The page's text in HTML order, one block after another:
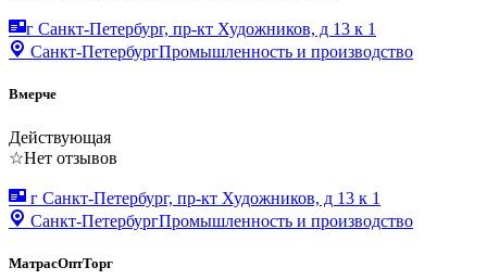
г Санкт-Петербург, пр-кт Художников, д 13 к 1
Санкт-ПетербургПромышленность и производство
Вмерче
Действующая
☆Нет отзывов
г Санкт-Петербург, пр-кт Художников, д 13 к 1
Санкт-ПетербургПромышленность и производство
МатрасОптТорг